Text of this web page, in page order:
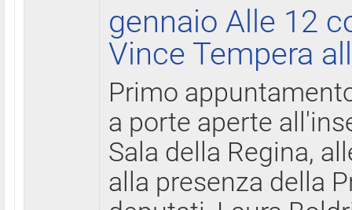
gennaio Alle 12
Vince Tempera
Primo
a porte aperte
Sala della Regina,
alla presenza della